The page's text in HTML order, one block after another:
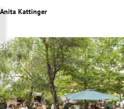
Untermenü
Untermenü
Untermenü
Untermenü
Anita Kattinger
Copyright-Hinweis öffnen/schließen